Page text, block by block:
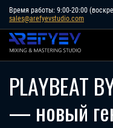
Skip
content
Время работы: 9:00-20:00
sales@arefyevstudio.com
PLAYBEAT
— новый